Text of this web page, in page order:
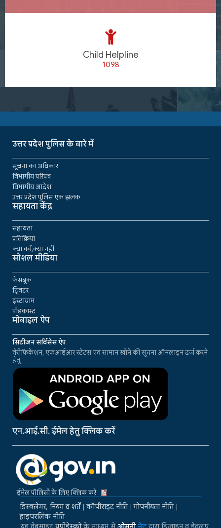
Child Helpline
1098
उत्तर प्रदेश पुलिस के बारे में
सूचना का अधिकार
विभागीय परिपत्र
विभागीय आदेश
उत्तर प्रदेश पुलिस एक झलक
सहायता केंद्र
सहायता
प्रतिक्रिया
क्या करें,क्या नहीं
सोशल मीडिया
फेसबुक
ट्विटर
इंस्टाग्राम
पॉडकास्ट
मोबाइल ऐप
सिटीजन सर्विसेस ऐप
वेरीफिकेशन, एफआईआर स्टेटस एवं सामान खोने की सूचना ऑनलाइन दर्ज करने
हेतु
एन.आई.सी. ईमेल हेतु क्लिक करें
ईमेल पॉलिसी के लिए क्लिक करें
डिस्क्लेमर, नियम व शर्तें|कॉपीराइट नीति|गोपनीयता नीति|
हाइपरलिंक नीति